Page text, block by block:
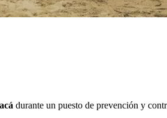
durante un puesto de prevención y